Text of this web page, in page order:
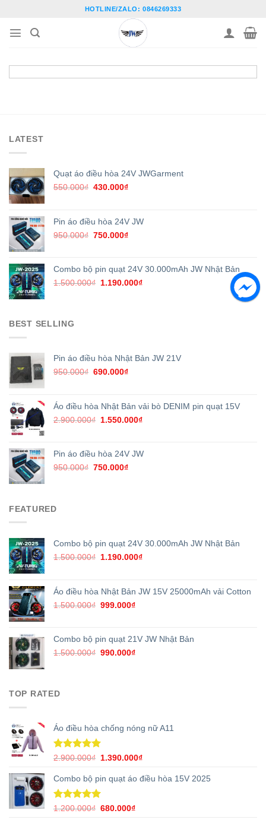
content
HOTLINE/ZALO: 0846269333
LATEST
Quạt áo điều hòa 24V JWGarment
550.000₫ Original
550.000₫.
430.000₫Current
430.000₫.
Pin áo điều hòa 24V JW
950.000₫ Original
950.000₫.
750.000₫Current
750.000₫.
Combo bộ pin quạt 24V 30.000mAh JW Nhật Bản
1.500.000₫ Original
1.190.000₫Current
BEST SELLING
Pin áo điều hòa Nhật Bản JW 21V
950.000₫ Original
950.000₫.
690.000₫Current
690.000₫.
Áo điều hòa Nhật Bản vải bò DENIM pin quạt 15V
2.900.000₫ Original
2.900.000₫.
1.550.000₫Current
1.550.000₫.
Pin áo điều hòa 24V JW
950.000₫ Original
750.000₫Current
FEATURED
Combo bộ pin quạt 24V 30.000mAh JW Nhật Bản
1.500.000₫ Original
1.500.000₫.
1.190.000₫Current
1.190.000₫.
Áo điều hòa Nhật Bản JW 15V 25000mAh vải Cotton
1.500.000₫ Original
1.500.000₫.
999.000₫Current
999.000₫.
Combo bộ pin quạt 21V JW Nhật Bản
1.500.000₫ Original
990.000₫Current
TOP RATED
Áo điều hòa chống nóng nữ A11
Rated5.00
2.900.000₫ Original
was:
2.900.000₫.
1.390.000₫Current
is:
Combo bộ pin quạt áo điều hòa 15V 2025
Rated5.00
1.200.000₫ Original
680.000₫Current